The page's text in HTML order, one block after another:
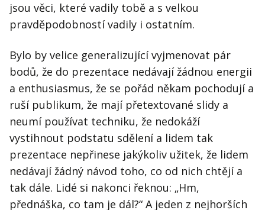
jsou věci, které vadily tobě a s velkou
pravděpodobností vadily i ostatním.
Bylo by velice generalizující vyjmenovat pár
bodů, že do prezentace nedávají žádnou energii
a enthusiasmus, že se pořád někam pochodují a
ruší publikum, že mají přetextované slidy a
neumí používat techniku, že nedokáží
vystihnout podstatu sdělení a lidem tak
prezentace nepřinese jakýkoliv užitek, že lidem
nedávají žádný návod toho, co od nich chtějí a
tak dále. Lidé si nakonci řeknou: „Hm,
přednáška, co tam je dál?“ A jeden z nejhorších